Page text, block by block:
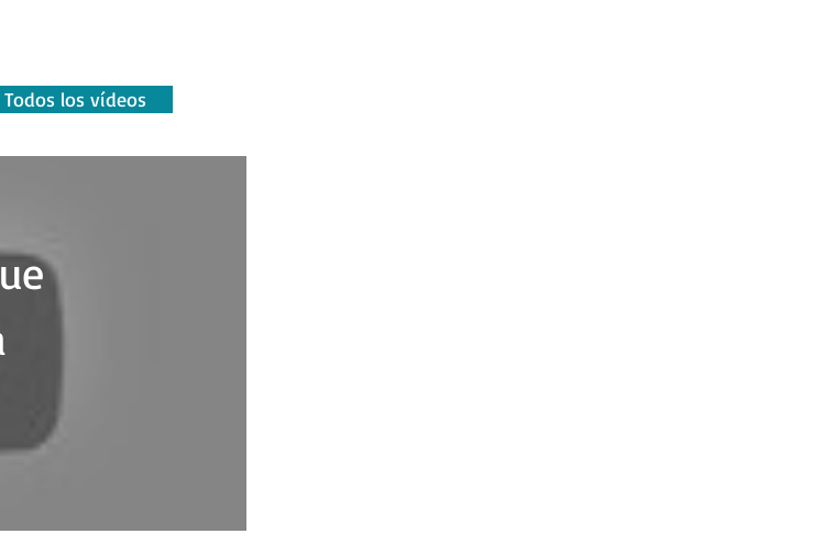
Todos los vídeos